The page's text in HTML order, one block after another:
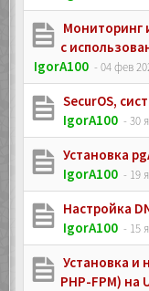
Мониторинг
с
IgorA100 - 04 фев
SecurOS,
IgorA100 - 30
Установка
IgorA100 - 19
Настройка
IgorA100 - 15
Установка и
PHP-FPM) на